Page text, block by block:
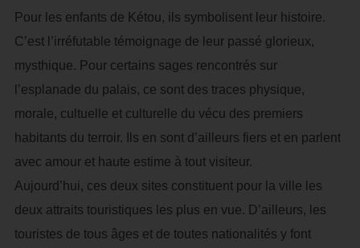
Pour les enfants de Kétou, ils symbolisent leur histoire.
C’est l’irréfutable témoignage de leur passé glorieux,
mysthique. Pour certains sages rencontrés sur
l’esplanade du palais, ce sont des traces physique,
morale, cultuelle et culturelle du vécu des premiers
habitants du terroir. Ils en sont d’ailleurs fiers et en parlent
avec amour et haute estime à tout visiteur.
Aujourd’hui, ces deux sites constituent pour la ville les
deux attraits touristiques les plus en vue. D’ailleurs, les
touristes de tous âges et de toutes nationalités y font